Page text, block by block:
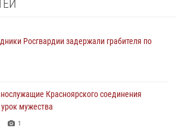
Росгвардии задержали грабителя по
Красноярского соединения
мужества
1